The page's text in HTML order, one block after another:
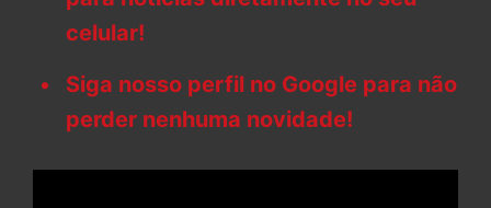
celular!
Siga nosso perfil no Google para não
perder nenhuma novidade!